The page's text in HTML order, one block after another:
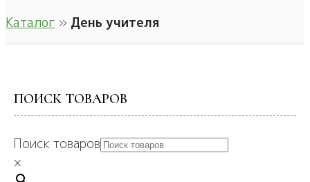
Каталог » День учителя
ПОИСК ТОВАРОВ
Поиск товаров
×